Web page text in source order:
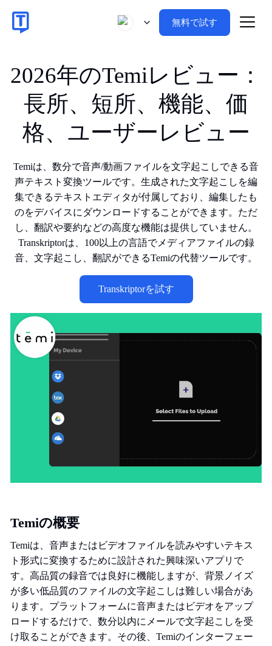
無料で試す
2026年のTemiレビュー：
長所、短所、機能、価
格、ユーザーレビュー
Temiは、数分で音声/動画ファイルを文字起こしできる音
声テキスト変換ツールです。生成された文字起こしを編
集できるテキストエディタが付属しており、編集したも
のをデバイスにダウンロードすることができます。ただ
し、翻訳や要約などの高度な機能は提供していません。
Transkriptorは、100以上の言語でメディアファイルの録
音、文字起こし、翻訳ができるTemiの代替ツールです。
Transkriptorを試す
Temiの概要
Temiは、音声またはビデオファイルを読みやすいテキス
ト形式に変換するために設計された興味深いアプリで
す。高品質の録音では良好に機能しますが、背景ノイズ
が多い低品質のファイルの文字起こしは難しい場合があ
ります。プラットフォームに音声またはビデオをアップ
ロードするだけで、数分以内にメールで文字起こしを受
け取ることができます。その後、Temiのインターフェー